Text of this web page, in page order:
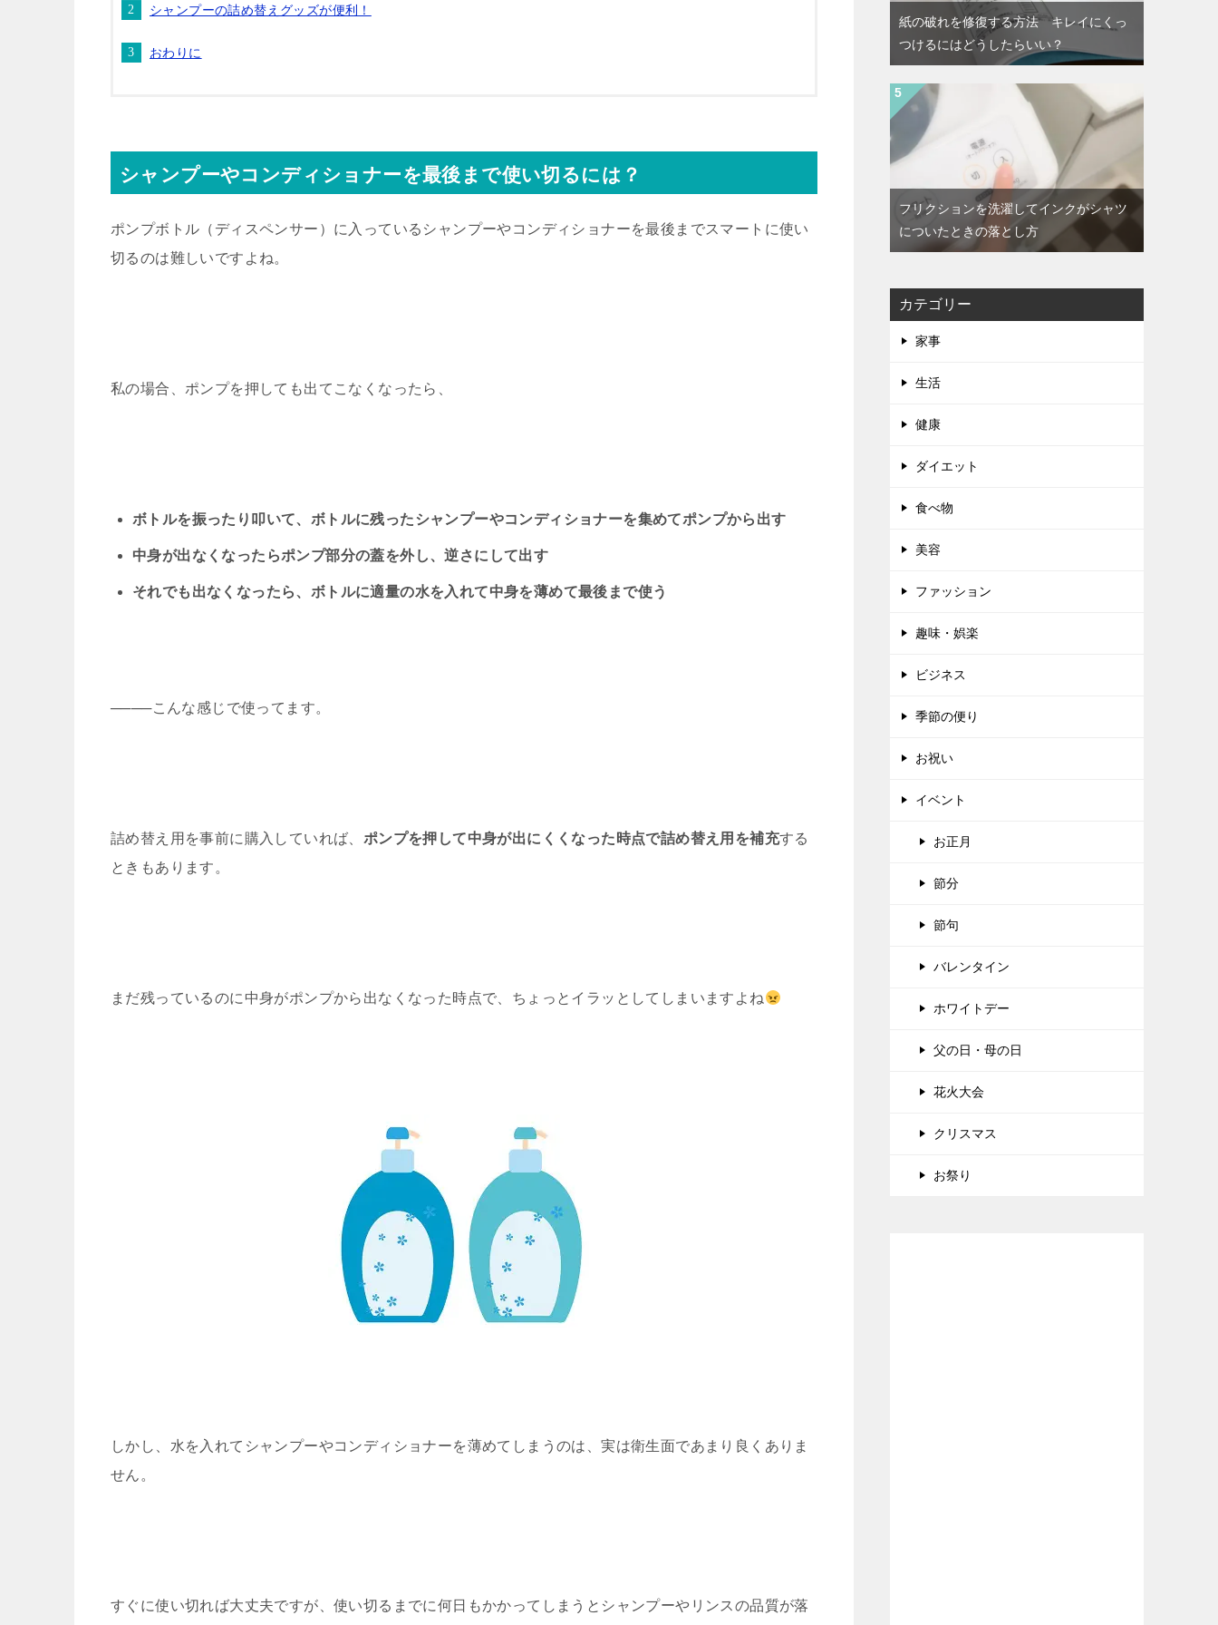
シャンプーの詰め替えグッズが便利！
おわりに
シャンプーやコンディショナーを最後まで使い切るには？
ポンプボトル（ディスペンサー）に入っているシャンプーやコンディショナーを最後までスマートに使い
切るのは難しいですよね。
私の場合、ポンプを押しても出てこなくなったら、
ボトルを振ったり叩いて、ボトルに残ったシャンプーやコンディショナーを集めてポンプから出す
中身が出なくなったらポンプ部分の蓋を外し、逆さにして出す
それでも出なくなったら、ボトルに適量の水を入れて中身を薄めて最後まで使う
────こんな感じで使ってます。
詰め替え用を事前に購入していれば、 ポンプを押して中身が出にくくなった時点で詰め替え用を補充する
ときもあります。
まだ残っているのに中身がポンプから出なくなった時点で、ちょっとイラッとしてしまいますよね
しかし、水を入れてシャンプーやコンディショナーを薄めてしまうのは、実は衛生面であまり良くありま
せん。
すぐに使い切れば大丈夫ですが、使い切るまでに何日もかかってしまうとシャンプーやリンスの品質が落
紙の破れを修復する方法 キレイにくっ
つけるにはどうしたらいい？
フリクションを洗濯してインクがシャツ
についたときの落とし方
カテゴリー
家事
生活
健康
ダイエット
食べ物
美容
ファッション
趣味・娯楽
ビジネス
季節の便り
お祝い
イベント
お正月
節分
節句
バレンタイン
ホワイトデー
父の日・母の日
花火大会
クリスマス
お祭り